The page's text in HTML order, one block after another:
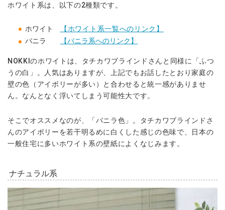
ホワイト系は、以下の2種類です。
ホワイト
【ホワイト系一覧へのリンク】
バニラ
【バニラ系へのリンク】
NOKKIのホワイトは、タチカワブラインドさんと同様に「ふつ
うの白」。人気はありますが、上記でもお話したとおり家庭の
壁の色（アイボリーが多い）と合わせると統一感がありませ
ん。なんとなく浮いてしまう可能性大です。
そこでオススメなのが、「バニラ色」。タチカワブラインドさ
んのアイボリーを若干明るめに白くした感じの色味で、日本の
一般住宅に多いホワイト系の壁紙によくなじみます。
ナチュラル系